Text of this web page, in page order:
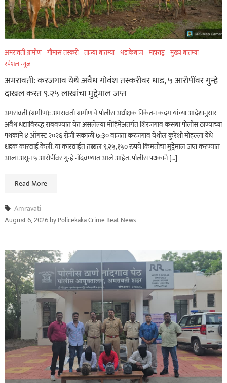
अमरावती ग्रामीण गौमास तस्करी ताज्या बातम्या धडाकेबाज महाराष्ट्र मुख्य बातम्या
स्पेशल न्यूज
अमरावती: करजगाव येथे अवैध गोवंश तस्करीवर धाड, ५ आरोपींवर गुन्हे
दाखल करत ९.२५ लाखांचा मुद्देमाल जप्त
अमरावती (ग्रामीण): अमरावती ग्रामीणचे पोलीस अधीक्षक निकेतन कदम यांच्या आदेशानुसार
अवैध धंद्यांविरुद्ध राबवण्यात येत असलेल्या मोहिमेअंतर्गत शिरजगाव कसबा पोलीस ठाण्याच्या
पथकाने ४ ऑगस्ट २०२६ रोजी सकाळी ७:३० वाजता करजगाव येथील कुरेशी मोहल्ला येथे
धडक कारवाई केली. या कारवाईत तब्बल ९,२५,१५० रुपये किमतीचा मुद्देमाल जप्त करण्यात
आला असून ५ आरोपींवर गुन्हे नोंदवण्यात आले आहेत. पोलीस पथकाने […]
Read More
Amravati
August 6, 2026byPolicekaka Crime Beat News